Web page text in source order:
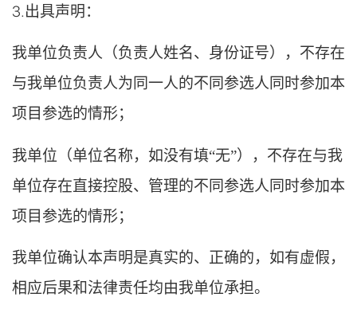
3.出具声明：
我单位负责人（负责人姓名、身份证号），不存在
与我单位负责人为同一人的不同参选人同时参加本
项目参选的情形；
我单位（单位名称，如没有填“无”），不存在与我
单位存在直接控股、管理的不同参选人同时参加本
项目参选的情形；
我单位确认本声明是真实的、正确的，如有虚假，
相应后果和法律责任均由我单位承担。